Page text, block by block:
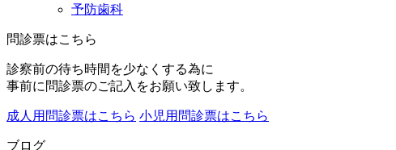
予防歯科
問診票はこちら
診察前の待ち時間を少なくする為に
事前に問診票のご記入をお願い致します。
成人用問診票はこちら 小児用問診票はこちら
ブログ